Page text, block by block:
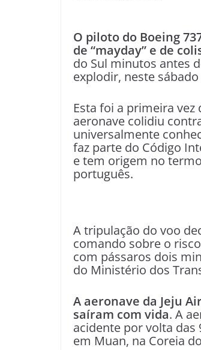
O piloto do Boeing
de “mayday” e de
do Sul minutos antes
explodir, neste sábado
Esta foi a primeira
aeronave colidiu
universalmente
faz parte do Código
e tem origem no termo
português.
A tripulação do voo
comando sobre o
com pássaros dois
do Ministério dos
A aeronave da Jeju
saíram com vida. A
acidente por volta das
em Muan, na Coreia